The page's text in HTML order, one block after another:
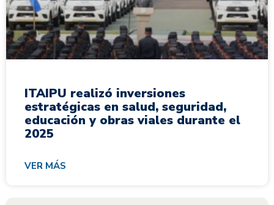
ITAIPU realizó inversiones
estratégicas en salud, seguridad,
educación y obras viales durante el
2025
VER MÁS